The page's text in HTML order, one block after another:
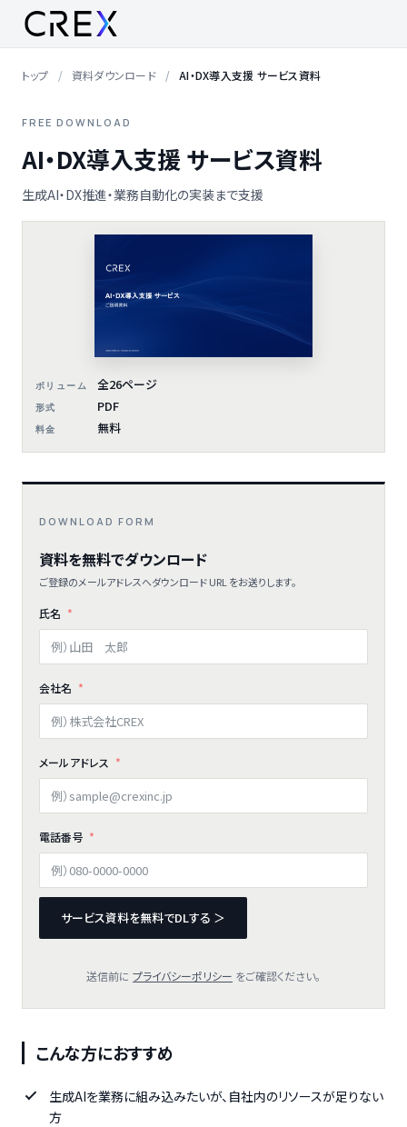
トップ 資料ダウンロード AI・DX導入支援 サービス資料
FREE DOWNLOAD
AI・DX導入支援 サービス資料
生成AI・DX推進・業務自動化の実装まで支援
ボリューム 全26ページ
形式 PDF
料金 無料
DOWNLOAD FORM
資料を無料でダウンロード
ご登録のメールアドレスへダウンロード URL をお送りします。
氏名
会社名
メールアドレス
電話番号
サービス資料を無料でDLする ＞
送信前に プライバシーポリシー をご確認ください。
こんな方におすすめ
生成AIを業務に組み込みたいが、自社内のリソースが足りない
方